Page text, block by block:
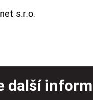
s.r.o.
další